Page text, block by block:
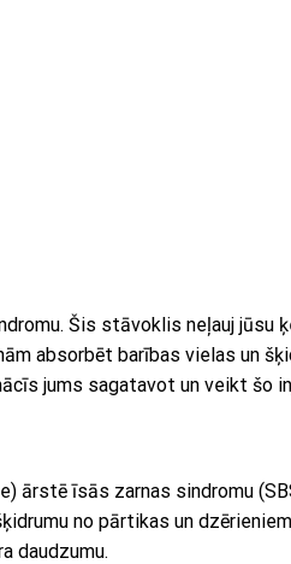
Šis stāvoklis neļauj jūsu
absorbēt barības vielas un
jums sagatavot un veikt šo
ārstē īsās zarnas sindromu
no pārtikas un
daudzumu.